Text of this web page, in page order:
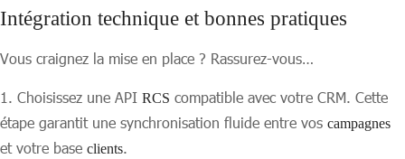
Intégration technique et bonnes pratiques
Vous craignez la mise en place ? Rassurez-vous…
Choisissez une API RCS compatible avec votre CRM. Cette
étape garantit une synchronisation fluide entre vos campagnes
et votre base clients.